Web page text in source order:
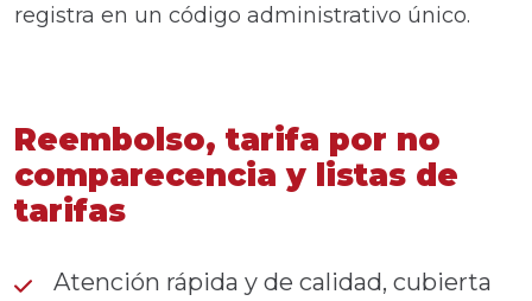
registra en un código administrativo único.
Reembolso, tarifa por no
comparecencia y listas de
tarifas
Atención rápida y de calidad, cubierta